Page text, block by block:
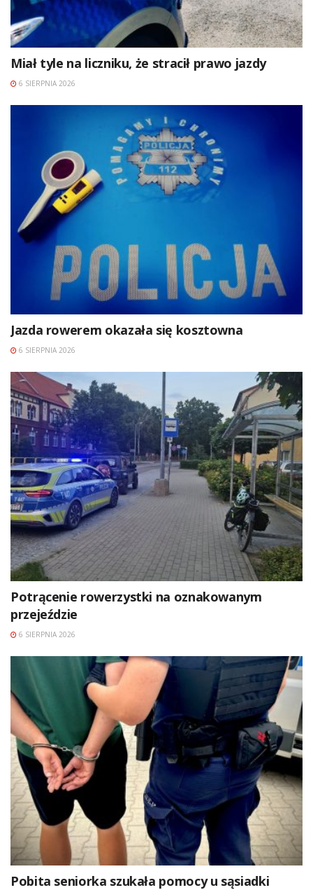
Miał tyle na liczniku, że stracił prawo jazdy
6 SIERPNIA 2026
Jazda rowerem okazała się kosztowna
6 SIERPNIA 2026
Potrącenie rowerzystki na oznakowanym
przejeździe
6 SIERPNIA 2026
Pobita seniorka szukała pomocy u sąsiadki